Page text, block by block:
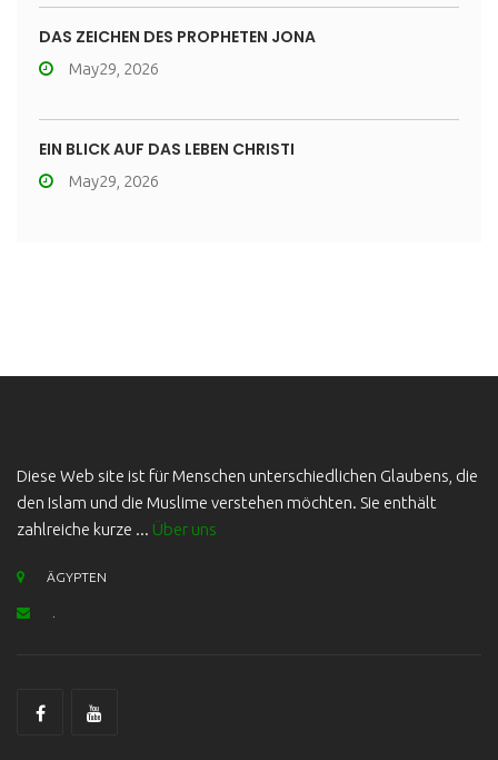
DAS ZEICHEN DES PROPHETEN JONA
May29, 2026
EIN BLICK AUF DAS LEBEN CHRISTI
May29, 2026
Diese Web site ist für Menschen unterschiedlichen Glaubens, die
den Islam und die Muslime verstehen möchten. Sie enthält
zahlreiche kurze ... Über uns
ÄGYPTEN